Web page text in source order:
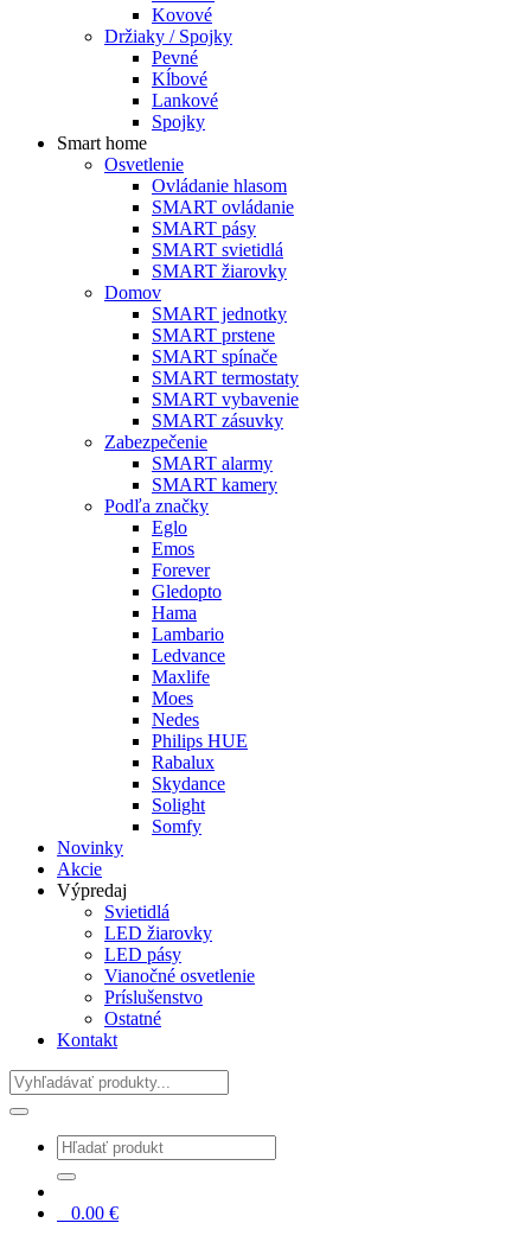
Kovové
Držiaky / Spojky
Pevné
Kĺbové
Lankové
Spojky
Smart home
Osvetlenie
Ovládanie hlasom
SMART ovládanie
SMART pásy
SMART svietidlá
SMART žiarovky
Domov
SMART jednotky
SMART prstene
SMART spínače
SMART termostaty
SMART vybavenie
SMART zásuvky
Zabezpečenie
SMART alarmy
SMART kamery
Podľa značky
Eglo
Emos
Forever
Gledopto
Hama
Lambario
Ledvance
Maxlife
Moes
Nedes
Philips HUE
Rabalux
Skydance
Solight
Somfy
Novinky
Akcie
Výpredaj
Svietidlá
LED žiarovky
LED pásy
Vianočné osvetlenie
Príslušenstvo
Ostatné
Kontakt
Hladať
0.00 €